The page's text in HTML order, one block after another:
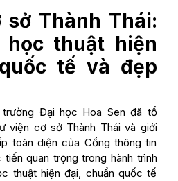
Thành Thái:
học thuật hiện
tế và đẹp
trường Đại học Hoa Sen đã tổ
viện cơ sở Thành Thái và giới
toàn diện của Cổng thông tin
quan trọng trong hành trình
thuật hiện đại, chuẩn quốc tế